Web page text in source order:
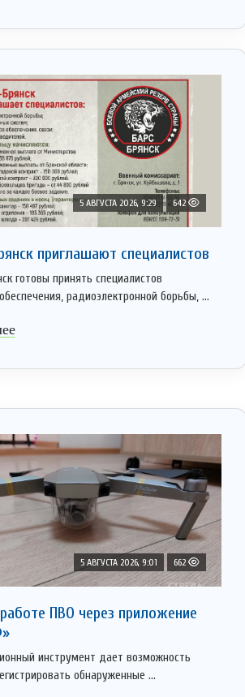
5 АВГУСТА 2026, 9:29 642
приглaшают cпециaлистoв
готовы принять специалистов
радиоэлектронной борьбы, ...
5 АВГУСТА 2026, 9:01 662
ПВО через приложение
инструмент дает возможность
обнаруженные ...